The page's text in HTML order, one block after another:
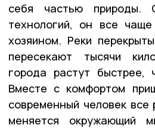
себя частью природы.
технологий, он все
хозяином. Реки
пересекают тысячи
города растут быстрее,
Вместе с комфортом
современный человек все
меняется окружающий